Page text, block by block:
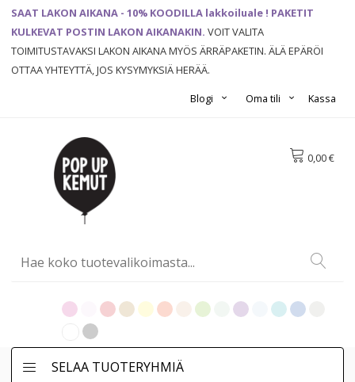
SAAT LAKON AIKANA - 10% KOODILLA lakkoiluale ! PAKETIT
KULKEVAT POSTIN LAKON AIKANAKIN.VOIT VALITA
TOIMITUSTAVAKSI LAKON AIKANA MYÖS ÄRRÄPAKETIN. ÄLÄ EPÄRÖI
OTTAA YHTEYTTÄ, JOS KYSYMYKSIÄ HERÄÄ.
Kassa
Oma tili
Blogi
0,00 €
SELAA TUOTERYHMIÄ